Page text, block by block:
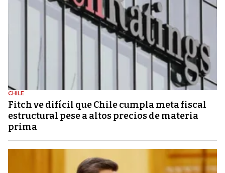
CHILE
Fitch ve difícil que Chile cumpla meta fiscal
estructural pese a altos precios de materia
prima